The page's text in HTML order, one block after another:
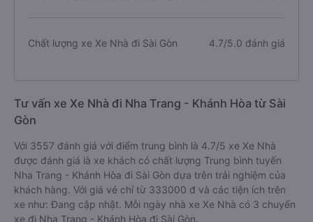
Chất lượng xe Xe Nhà đi Sài Gòn 4.7/5.0 đánh giá
Tư vấn xe Xe Nhà đi Nha Trang - Khánh Hòa từ Sài
Gòn
Với 3557 đánh giá với điểm trung bình là 4.7/5 xe Xe Nhà
được đánh giá là xe khách có chất lượng Trung bình tuyến
Nha Trang - Khánh Hòa đi Sài Gòn dựa trên trải nghiệm của
khách hàng. Với giá vé chỉ từ 333000 đ và các tiện ích trên
xe như: Đang cập nhật. Mỗi ngày nhà xe Xe Nhà có 3 chuyến
xe đi Nha Trang - Khánh Hòa đi Sài Gòn.